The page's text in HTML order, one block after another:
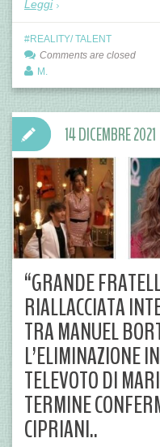
Leggi
REALITY/ TALENT
Comments are closed
M.
“GRANDE
RIALLACCIATA
TRA MANUEL
L’ELIMINAZIONE
TELEVOTO DI
TERMINE
CIPRIANI..
14 DICEMBRE 2021